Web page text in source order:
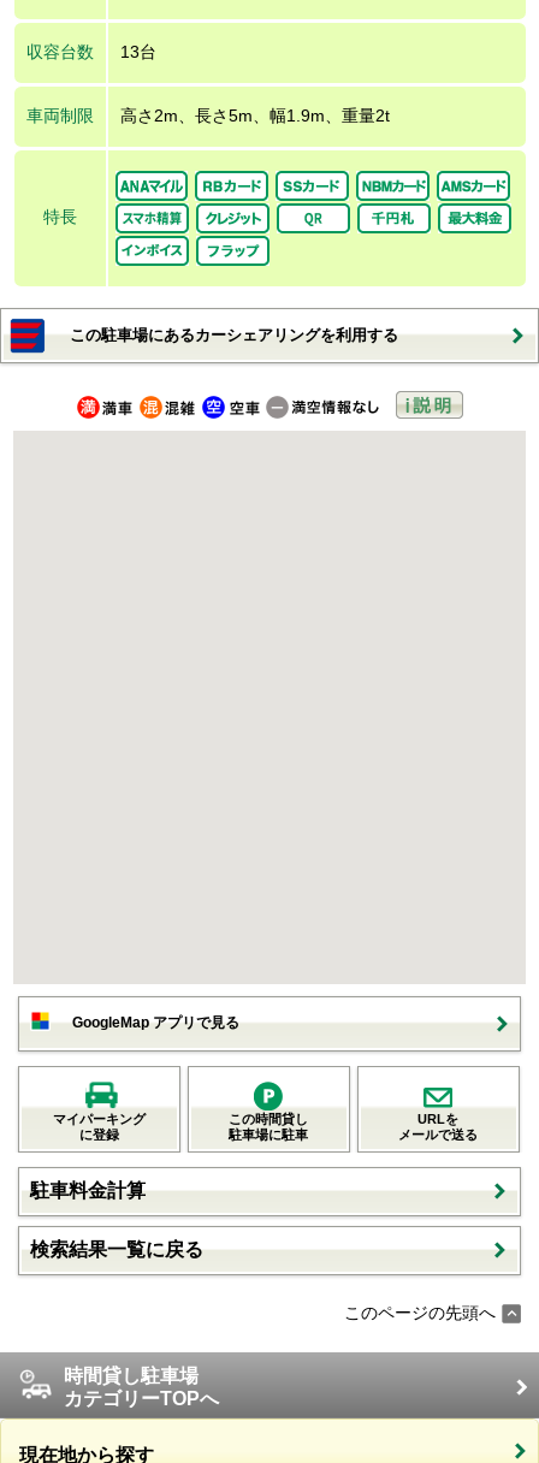
収容台数 13台
車両制限 高さ2m、長さ5m、幅1.9m、重量2t
特長
この駐車場にあるカーシェアリングを利用する
GoogleMap アプリで見る
マイパーキング
に登録
この時間貸し
駐車場に駐車
URLを
メールで送る
駐車料金計算
検索結果一覧に戻る
このページの先頭へ
時間貸し駐車場
カテゴリーTOPへ
現在地から探す